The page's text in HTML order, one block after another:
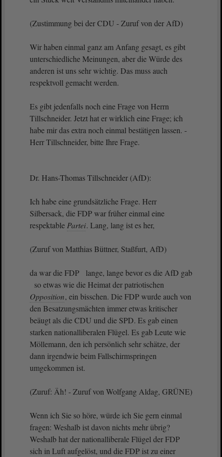
(Zustimmung bei der CDU - Zuruf von der AfD)
Wir haben einmal ganz am Anfang gesagt, es gibt
unterschiedliche Meinungen, aber die Würde des
anderen ist uns sehr wichtig. Das muss auch
respektvoll gemacht werden.
Es gibt jedenfalls noch eine Frage von Herrn
Tillschneider. Jetzt hat er wirklich eine Frage; ich
habe mir das extra noch einmal bestätigen lassen. -
Herr Tillschneider, bitte Ihre Frage.
Dr. Hans-Thomas Tillschneider (AfD):
Ich habe eine grundsätzliche Frage. Herr
Silbersack, die FDP war früher einmal eine
respektable Partei. Lang, lang ist es her,
(Zuruf von Matthias Büttner, Staßfurt, AfD)
da war die FDP lange, lange bevor es die AfD gab
so etwas wie die Heimat der patriotischen
Opposition, ein bisschen. Die FDP wurde auch von
den Besatzungsmächten immer etwas kritischer
beäugt als die CDU und die SPD. Es gab einen
starken nationalliberalen Flügel. Es gab Leute wie
Möllemann, den ich persönlich sehr schätze, der
dann irgendwie beim Fallschirmspringen
umgekommen ist.
(Zuruf: Äh! - Zuruf von Wolfgang Aldag, GRÜNE)
Wenn ich Sie so höre, würde ich Sie gern einmal
fragen: Weshalb ist davon nichts mehr übrig?
Weshalb hat der nationalliberale Flügel der FDP
sich in Luft aufgelöst, und die FDP ist zu einer